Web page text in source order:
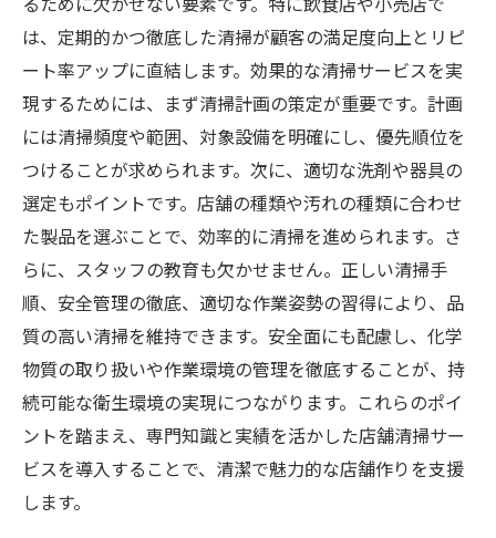
は、定期的かつ徹底した清掃が顧客の満足度向上とリピ
ート率アップに直結します。効果的な清掃サービスを実
現するためには、まず清掃計画の策定が重要です。計画
には清掃頻度や範囲、対象設備を明確にし、優先順位を
つけることが求められます。次に、適切な洗剤や器具の
選定もポイントです。店舗の種類や汚れの種類に合わせ
た製品を選ぶことで、効率的に清掃を進められます。さ
らに、スタッフの教育も欠かせません。正しい清掃手
順、安全管理の徹底、適切な作業姿勢の習得により、品
質の高い清掃を維持できます。安全面にも配慮し、化学
物質の取り扱いや作業環境の管理を徹底することが、持
続可能な衛生環境の実現につながります。これらのポイ
ントを踏まえ、専門知識と実績を活かした店舗清掃サー
ビスを導入することで、清潔で魅力的な店舗作りを支援
します。